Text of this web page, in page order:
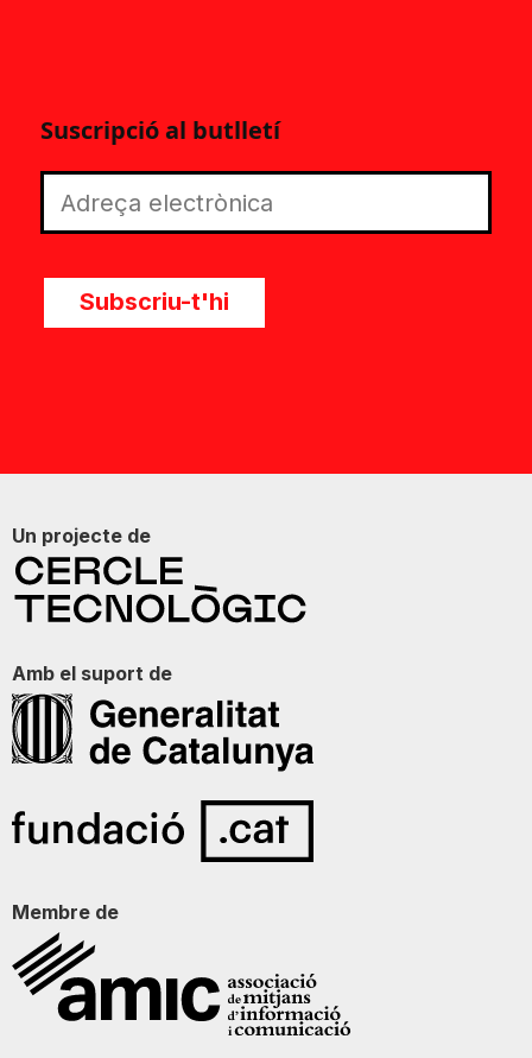
Suscripció al butlletí
Subscriu-t'hi
Un projecte de
Amb el suport de
Membre de